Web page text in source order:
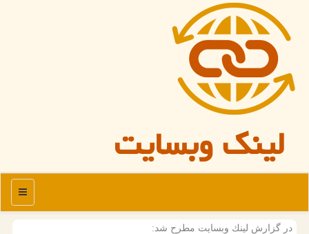
لینک وبسایت
منو
در گزارش لینك وبسایت مطرح شد: